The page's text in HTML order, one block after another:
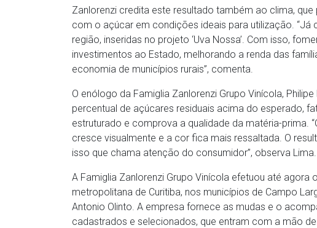
Zanlorenzi credita este resultado também ao clima,
com o açúcar em condições ideais para utilização.
região, inseridas no projeto ‘Uva Nossa’. Com isso,
investimentos ao Estado, melhorando a renda das
economia de municípios rurais”, comenta.
O enólogo da Famiglia Zanlorenzi Grupo Vinícola,
percentual de açúcares residuais acima do esperado,
estruturado e comprova a qualidade da matéria-prima.
cresce visualmente e a cor fica mais ressaltada. O
isso que chama atenção do consumidor”, observa Lima.
A Famiglia Zanlorenzi Grupo Vinícola efetuou até
metropolitana de Curitiba, nos municípios de Campo
Antonio Olinto. A empresa fornece as mudas e o
cadastrados e selecionados, que entram com a mão